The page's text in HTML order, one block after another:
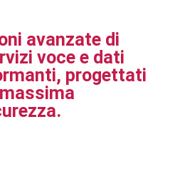
avanzate di
voce e dati
progettati